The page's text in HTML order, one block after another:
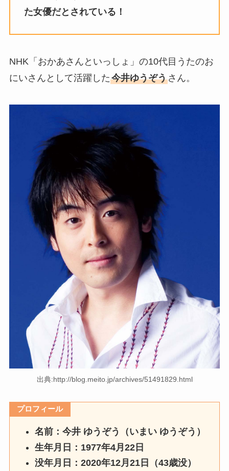
や収入に妊娠の噂も調査！
斉藤由貴と夫・小井延安はモ
離婚しない理由も調査！
藤崎奈々子の旦那・森下一喜
大坂なおみとコーディが結婚
しない理由は？馴れ初めや年
収に破局理由も調査！
あいのり桃の旦那・大西翔の
年収や仕事は？結婚相手との
馴れ初めも調査！
た女優だとされている！
NHK「おかあさんといっしょ」の10代目うたのお
にいさんとして活躍した今井ゆうぞうさん。
出典:http://blog.meito.jp/archives/51491829.html
プロフィール
名前：今井 ゆうぞう（いまい ゆうぞう）
生年月日：1977年4月22日
没年月日：2020年12月21日（43歳没）